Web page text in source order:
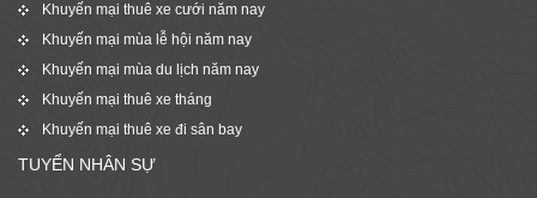
Khuyến mại thuê xe cưới năm nay
Khuyến mại mùa lễ hội năm nay
Khuyến mại mùa du lịch năm nay
Khuyến mại thuê xe tháng
Khuyến mại thuê xe đi sân bay
TUYỂN NHÂN SỰ